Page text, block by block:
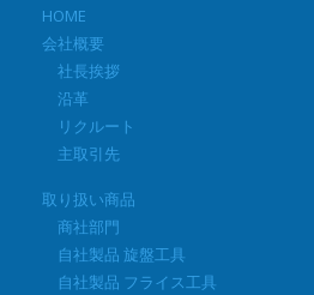
HOME
会社概要
社長挨拶
沿革
リクルート
主取引先
取り扱い商品
商社部門
自社製品 旋盤工具
自社製品 フライス工具